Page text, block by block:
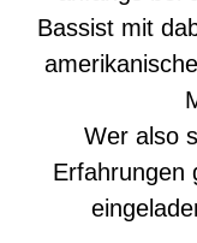
Bassist mit
Wer also
Erfahrungen